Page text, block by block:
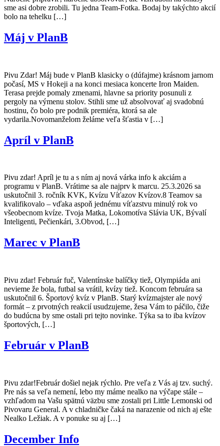
sme asi dobre zrobili. Tu jedna Team-Fotka. Bodaj by takýchto akcií
bolo na tehelku […]
Máj v PlanB
Pivu Zdar! Máj bude v PlanB klasicky o (dúfajme) krásnom jarnom
počasí, MS v Hokeji a na konci mesiaca koncerte Iron Maiden.
Terasa prejde pomaly zmenami, hlavne sa priority posunuli z
pergoly na výmenu stolov. Stihli sme už absolvovať aj svadobnú
hostinu, čo bolo pre podnik premiéra, ktorá sa ale
vydarila.Novomanželom želáme veľa šťastia v […]
Apríl v PlanB
Pivu zdar! Apríl je tu a s ním aj nová várka info k akciám a
programu v PlanB. Vrátime sa ale najprv k marcu. 25.3.2026 sa
uskutočnil 3. ročník KVK, Kvízu Víťazov Kvízov.8 Teamov sa
kvalifikovalo – vďaka aspoň jednému víťazstvu minulý rok vo
všeobecnom kvíze. Tvoja Matka, Lokomotíva Slávia UK, Bývalí
Inteligenti, Pečienkári, 3.Obvod, […]
Marec v PlanB
Pivu zdar! Február fuč, Valentínske balíčky tiež, Olympiáda ani
nevieme že bola, futbal sa vrátil, kvízy tiež. Koncom februára sa
uskutočnil 6. Športový kvíz v PlanB. Starý kvízmajster ale nový
formát – z prvotných reakcií usudzujeme, žesa Vám to páčilo, čiže
do budúcna by sme ostali pri tejto novinke. Týka sa to iba kvízov
športových, […]
Február v PlanB
Pivu zdar!Február došiel nejak rýchlo. Pre veľa z Vás aj tzv. suchý.
Pre nás sa veľa nemení, lebo my máme nealko na výčape stále –
vzhľadom na Vašu spätnú väzbu sme zostali pri Little Lemonski od
Pivovaru General. A v chladničke čaká na narazenie od nich aj ešte
Nealko Ležiak. A v ponuke su aj […]
December Info